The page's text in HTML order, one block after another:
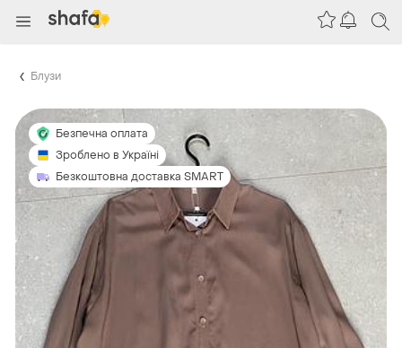
Блузи
Безпечна оплата
Зроблено в Україні
Безкоштовна доставка SMART